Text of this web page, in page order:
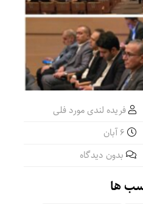
فریده لندی مورد فلی
بدون دیدگاه
ها